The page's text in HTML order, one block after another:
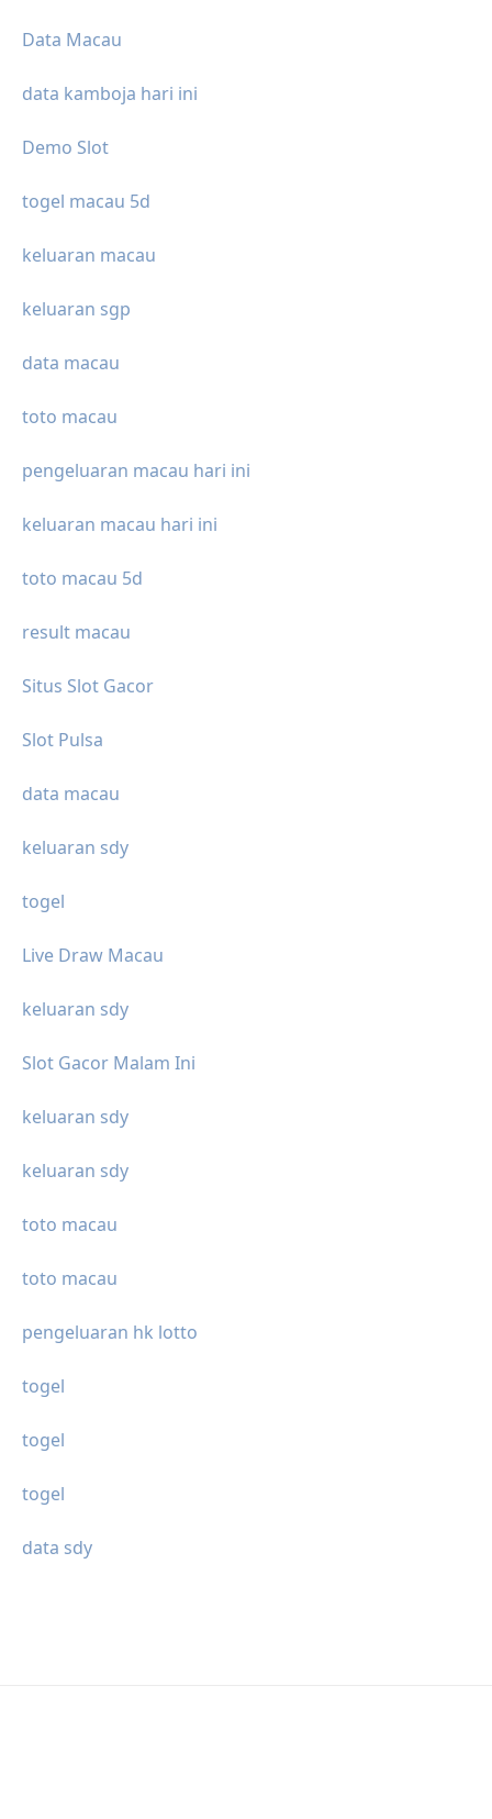
Data Macau
data kamboja hari ini
Demo Slot
togel macau 5d
keluaran macau
keluaran sgp
data macau
toto macau
pengeluaran macau hari ini
keluaran macau hari ini
toto macau 5d
result macau
Situs Slot Gacor
Slot Pulsa
data macau
keluaran sdy
togel
Live Draw Macau
keluaran sdy
Slot Gacor Malam Ini
keluaran sdy
keluaran sdy
toto macau
toto macau
pengeluaran hk lotto
togel
togel
togel
data sdy